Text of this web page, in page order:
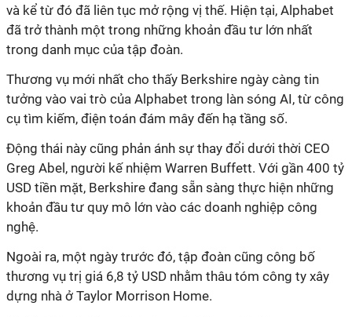
và kể từ đó đã liên tục mở rộng vị thế. Hiện tại, Alphabet
đã trở thành một trong những khoản đầu tư lớn nhất
trong danh mục của tập đoàn.
Thương vụ mới nhất cho thấy Berkshire ngày càng tin
tưởng vào vai trò của Alphabet trong làn sóng AI, từ công
cụ tìm kiếm, điện toán đám mây đến hạ tầng số.
Động thái này cũng phản ánh sự thay đổi dưới thời CEO
Greg Abel, người kế nhiệm Warren Buffett. Với gần 400 tỷ
USD tiền mặt, Berkshire đang sẵn sàng thực hiện những
khoản đầu tư quy mô lớn vào các doanh nghiệp công
nghệ.
Ngoài ra, một ngày trước đó, tập đoàn cũng công bố
thương vụ trị giá 6,8 tỷ USD nhằm thâu tóm công ty xây
dựng nhà ở Taylor Morrison Home.